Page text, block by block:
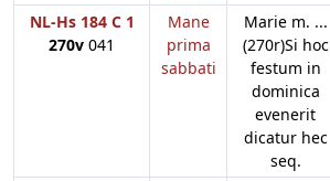
NL-Hs 184 C 1
270v 041
Mane
prima
sabbati
Marie m. ...
(270r)Si hoc
festum in
dominica
evenerit
dicatur hec
seq.